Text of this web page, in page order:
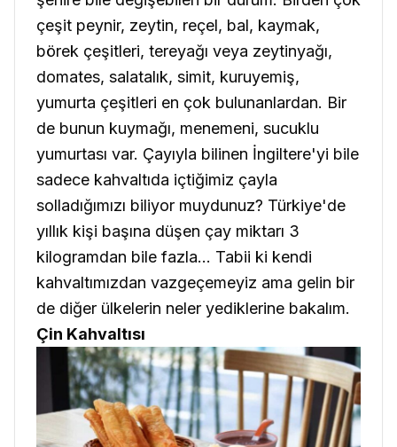
çeşit peynir, zeytin, reçel, bal, kaymak,
börek çeşitleri, tereyağı veya zeytinyağı,
domates, salatalık, simit, kuruyemiş,
yumurta çeşitleri en çok bulunanlardan. Bir
de bunun kuymağı, menemeni, sucuklu
yumurtası var. Çayıyla bilinen İngiltere'yi bile
sadece kahvaltıda içtiğimiz çayla
solladığımızı biliyor muydunuz? Türkiye'de
yıllık kişi başına düşen çay miktarı 3
kilogramdan bile fazla... Tabii ki kendi
kahvaltımızdan vazgeçemeyiz ama gelin bir
de diğer ülkelerin neler yediklerine bakalım.
Çin Kahvaltısı